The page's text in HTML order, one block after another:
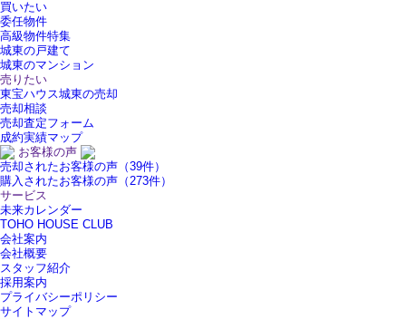
買いたい
委任物件
高級物件特集
城東の戸建て
城東のマンション
売りたい
東宝ハウス城東の売却
売却相談
売却査定フォーム
成約実績マップ
お客様の声
売却されたお客様の声（39件）
購入されたお客様の声（273件）
サービス
未来カレンダー
TOHO HOUSE CLUB
会社案内
会社概要
スタッフ紹介
採用案内
プライバシーポリシー
サイトマップ